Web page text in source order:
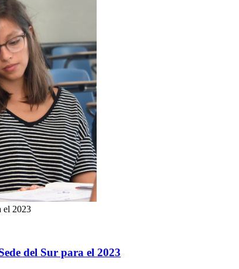
el 2023
del Sur para el 2023